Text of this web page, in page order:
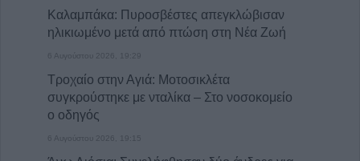
Καλαμπάκα: Πυροσβέστες απεγκλώβισαν
ηλικιωμένο μετά από πτώση στη Νέα Ζωή
6 Αυγούστου 2026, 19:29
Τροχαίο στην Αγιά: Μοτοσικλέτα
συγκρούστηκε με νταλίκα – Στο νοσοκομείο
ο οδηγός
6 Αυγούστου 2026, 19:15